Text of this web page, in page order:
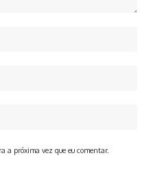
a próxima vez que eu comentar.